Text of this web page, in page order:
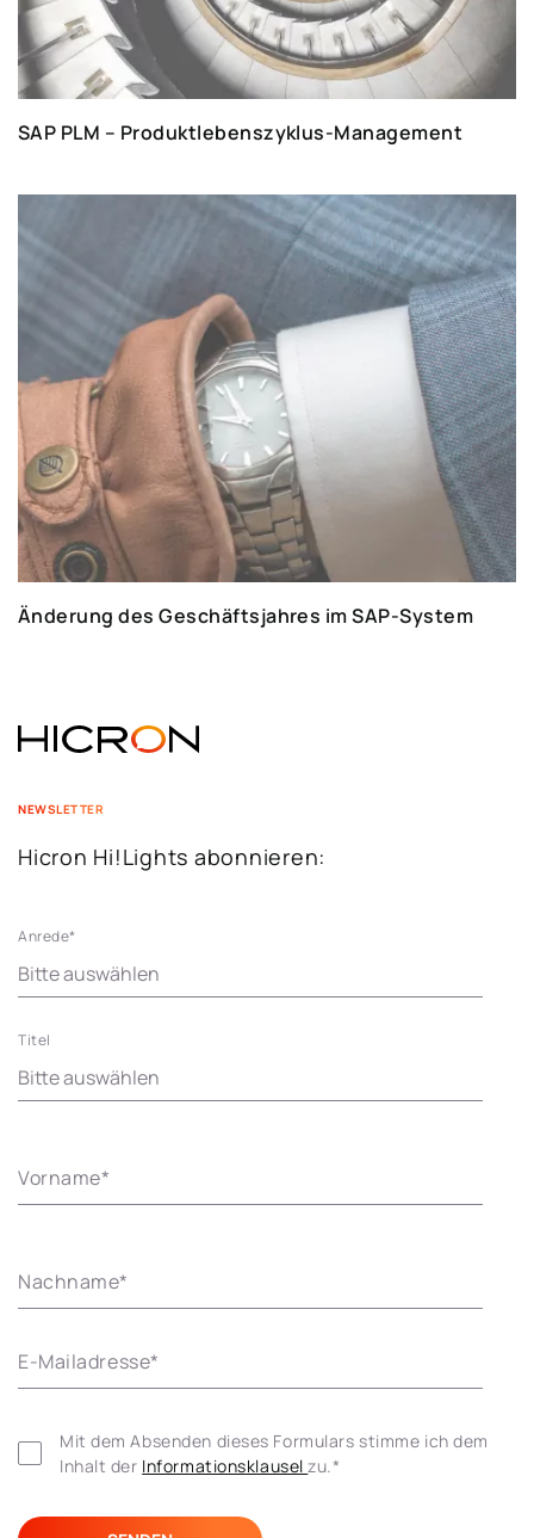
SAP PLM – Produktlebenszyklus-Management
Änderung des Geschäftsjahres im SAP-System
NEWSLETTER
Hicron Hi!Lights abonnieren:
Anrede*
Titel
Vorname*
Nachname*
E-Mailadresse*
Mit dem Absenden dieses Formulars stimme ich dem
Inhalt der Informationsklausel zu.*